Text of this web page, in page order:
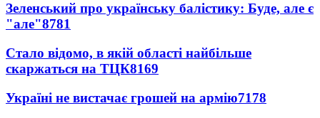
Зеленський про українську балістику: Буде, але є
"але"8781
Стало відомо, в якій області найбільше
скаржаться на ТЦК8169
Україні не вистачає грошей на армію7178